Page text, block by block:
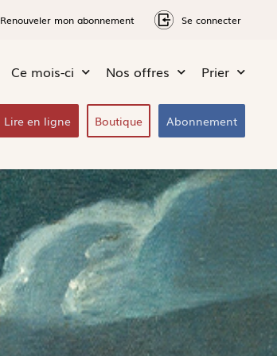
Renouveler mon abonnement Se connecter
Ce mois-ci Nos offres Prier
Lire en ligne Boutique Abonnement